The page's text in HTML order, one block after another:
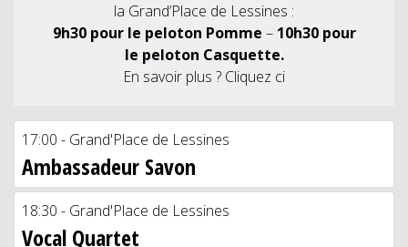
la Grand’Place de Lessines :
9h30 pour le peloton Pomme – 10h30 pour
le peloton Casquette.
En savoir plus ? Cliquez ci
17:00 - Grand'Place de Lessines
Ambassadeur Savon
18:30 - Grand'Place de Lessines
Vocal Quartet